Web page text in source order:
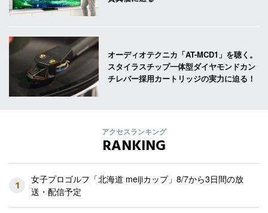
オーディオテクニカ「AT-MCD1」を聴く。
スタイラスチップ一体型ダイヤモンドカン
チレバー採用カートリッジの実力に迫る！
アクセスランキング
RANKING
1
女子プロゴルフ「北海道 meijiカップ」8/7から3日間の放
送・配信予定